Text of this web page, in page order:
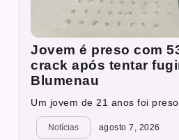
Jovem é preso com
crack após tentar
Blumenau
Um jovem de 21 anos foi
Notícias agosto 7, 2026